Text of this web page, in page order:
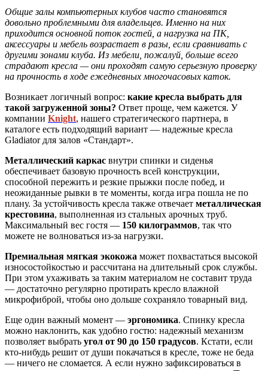
Общие залы компьютерных клубов часто становятся
довольно проблемными для владельцев. Именно на них
приходится основной поток гостей, а нагрузка на ПК,
аксессуары и мебель возрастает в разы, если сравнивать с
другими зонами клуба. Из мебели, пожалуй, больше всего
страдают кресла — они проходят самую серьезную проверку
на прочность в ходе ежедневных многочасовых каток.
Возникает логичный вопрос: какие кресла выбрать для
такой загруженной зоны? Ответ проще, чем кажется. У
компании Knight, нашего стратегического партнера, в
каталоге есть подходящий вариант — надежные кресла
Gladiator для залов «Стандарт».
Металлический каркас внутри спинки и сиденья
обеспечивает базовую прочность всей конструкции,
способной пережить и резкие прыжки после побед, и
неожиданные рывки в те моменты, когда игра пошла не по
плану. За устойчивость кресла также отвечает металлическая
крестовина, выполненная из стальных арочных труб.
Максимальный вес гостя — 150 килограммов, так что
можете не волноваться из-за нагрузки.
Премиальная мягкая экокожа может похвастаться высокой
износостойкостью и рассчитана на длительный срок службы.
При этом ухаживать за таким материалом не составит труда
— достаточно регулярно протирать кресло влажной
микрофиброй, чтобы оно дольше сохраняло товарный вид.
Еще один важный момент — эргономика. Спинку кресла
можно наклонить, как удобно гостю: надежный механизм
позволяет выбрать угол от 90 до 150 градусов. Кстати, если
кто-нибудь решит от души покачаться в кресле, тоже не беда
— ничего не сломается. А если нужно зафиксироваться в